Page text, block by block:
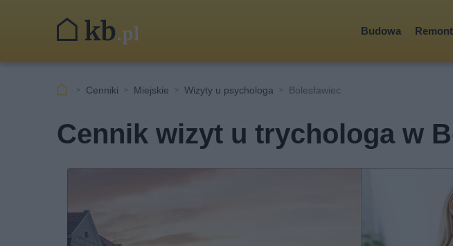
Budowa Remont
Cenniki Miejskie Wizyty u psychologa Bolesławiec
Cennik wizyt u trychologa w